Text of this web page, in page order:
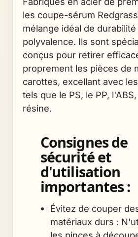
les coupe-sérum
mélange idéal de
polyvalence. Ils sont
conçus pour retirer
proprement les pièces de
carottes, excellant avec
tels que le PS, le PP,
résine.
Consignes de
sécurité et
d'utilisation
importantes :
Évitez de couper
matériaux durs :